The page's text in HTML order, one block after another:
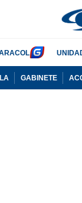
GABINETE